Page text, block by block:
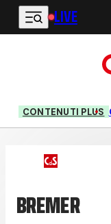
Vai al contenuto
LIVE
CONTENUTI PLUS
BREMER